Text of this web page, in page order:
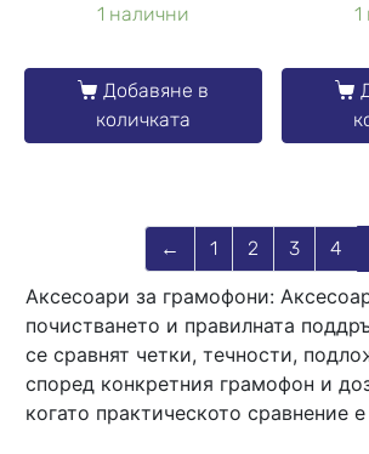
1 налични
Добавяне в
количката
1
← 1 2 3 4
Аксесоари за грамофони:
почистването и правилната
се сравнят четки, течности,
според конкретния грамофон и
когато практическото сравнение